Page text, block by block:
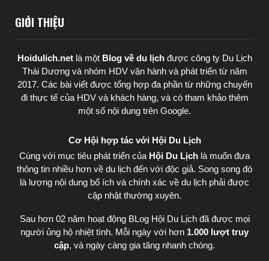
GIỚI THIỆU
Hoidulich.net là một Blog về du lịchđược công ty Du Lịch
Thái Dươngvà nhóm HDV vận hành và phát triển từ năm
2017. Các bài viết được tổng hợp đa phần từ những chuyến
đi thực tế của HDV và khách hàng, và có tham khảo thêm
một số nội dung trên Google.
Cơ Hội hợp tác với Hội Du Lịch
Cùng với mục tiêu phát triển của Hội Du Lịch là muốn đưa
thông tin nhiều hơn về du lịch đến với độc giả. Song song đó
là lượng nội dung bổ ích và chính xác về du lịch phải được
cập nhật thường xuyên.
Sau hơn 02 năm hoạt động BLog Hội Du Lịch đã được mọi
người ủng hộ nhiệt tình. Mỗi ngày với hơn 1.000 lượt truy
cập, và ngày càng gia tăng nhanh chóng.